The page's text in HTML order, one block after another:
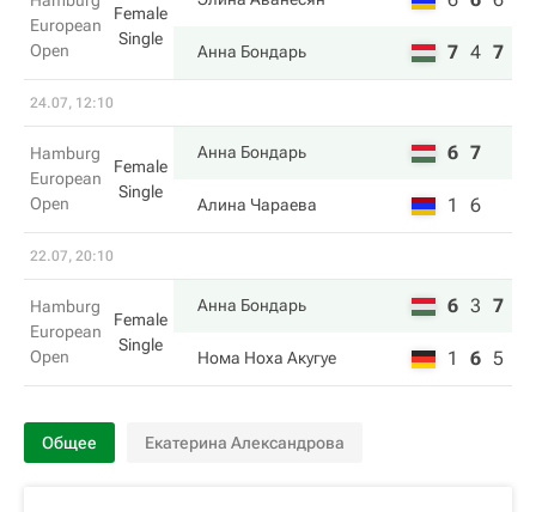
European
Open
Female
Single
Анна Бондарь 7 4 7
24.07, 12:10
Hamburg
European
Open
Female
Single
Анна Бондарь 6 7
Алина Чараева 1 6
22.07, 20:10
Hamburg
European
Open
Female
Single
Анна Бондарь 6 3 7
Нома Ноха Акугуе 1 6 5
Общее Екатерина Александрова